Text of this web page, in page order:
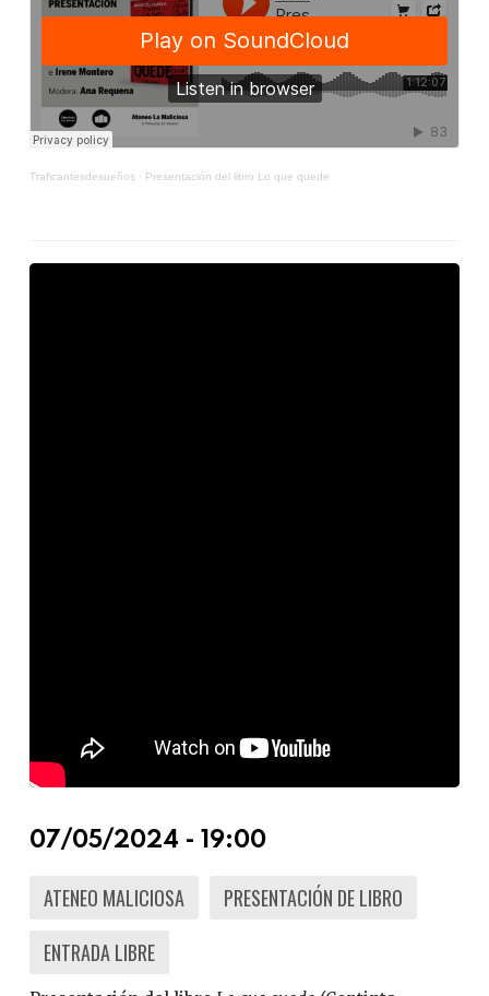
Traficantesdesueños· Presentación del libro Lo que quede
07/05/2024 - 19:00
ATENEO MALICIOSA
PRESENTACIÓN DE LIBRO
ENTRADA LIBRE